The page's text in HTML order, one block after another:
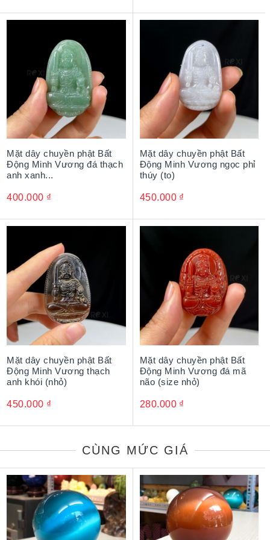
Thờtượng Phật bằng đá
trong nhà để mong cầu sự an
khổ đau trong cuộc sống, hướng về những điều thiện,
điều phúc lành
Với những ý nghĩa trên, Tượng Phật bằng đá còn được
chọn làm quà tặng, quà biếu phong thủy cho những người
thân yêu, cầu chúc cho họ nhận được sự bảo hộ và che
chở của vị Phật này.
Mặt dây chuyền phật Bất
Động Minh Vương đá thạch
anh xanh...
400.000 ₫
Mặt dây chuyền phật Bất
Động Minh Vương ngọc phỉ
thúy (to)
450.000 ₫
Mặt dây chuyền phật Bất
Động Minh Vương thạch
anh khói (nhỏ)
450.000 ₫
Mặt dây chuyền phật Bất
Động Minh Vương đá mã
não (size nhỏ)
280.000 ₫
CÙNG MỨC GIÁ